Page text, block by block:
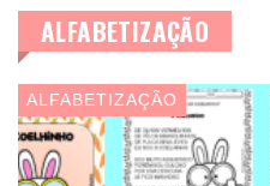
ALFABETIZAÇÃO
ALFABETIZAÇÃO